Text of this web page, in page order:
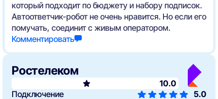
который подходит по бюджету и набору подписок.
Автоответчик-робот не очень нравится. Но если его
помучать, соединит с живым оператором.
Комментировать
Ростелеком
10.0
Подключение
5.0